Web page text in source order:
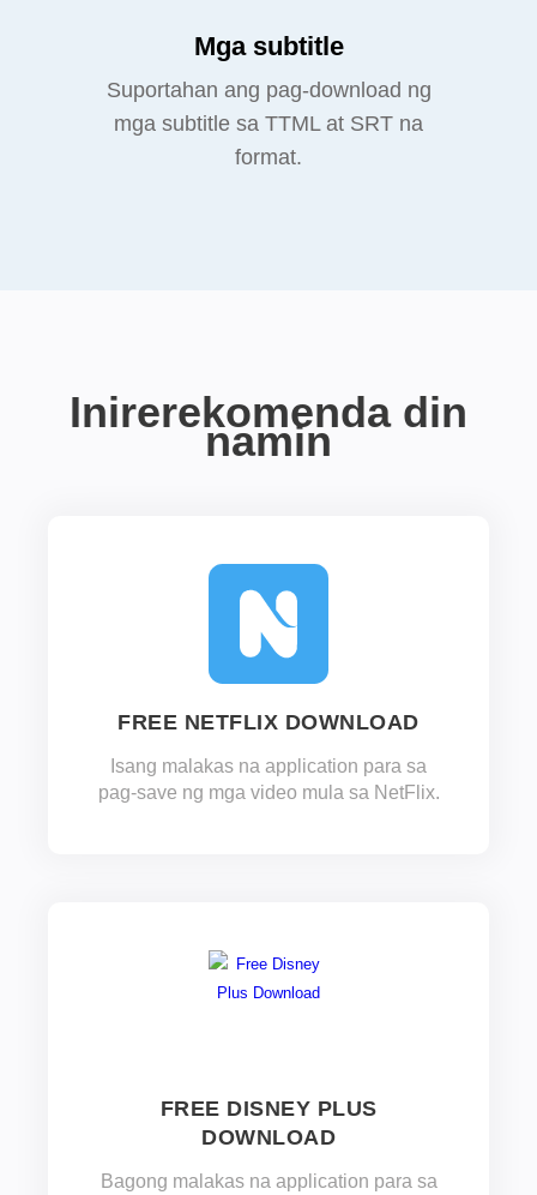
Mga subtitle
Suportahan ang pag-download ng
mga subtitle sa TTML at SRT na
format.
Inirerekomenda din
namin
FREE NETFLIX DOWNLOAD
Isang malakas na application para sa
pag-save ng mga video mula sa NetFlix.
FREE DISNEY PLUS
DOWNLOAD
Bagong malakas na application para sa